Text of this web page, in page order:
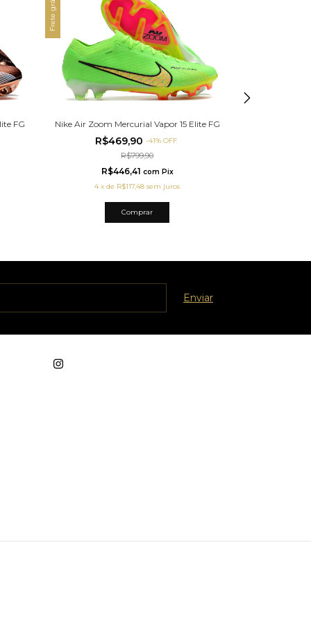
FG
Frete grátis
Nike Air Zoom Mercurial Vapor 15 Elite FG
R$469,90 -41% OFF
R$799,90
R$446,41 com Pix
4 xde R$117,48 sem juros
Comprar